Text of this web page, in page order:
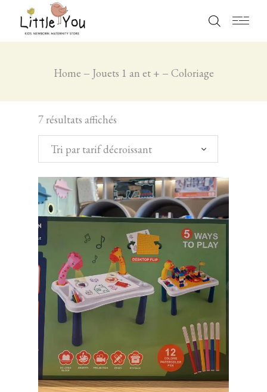
Home Jouets 1 an et + Coloriage
7 résultats affichés
Tri par tarif décroissant